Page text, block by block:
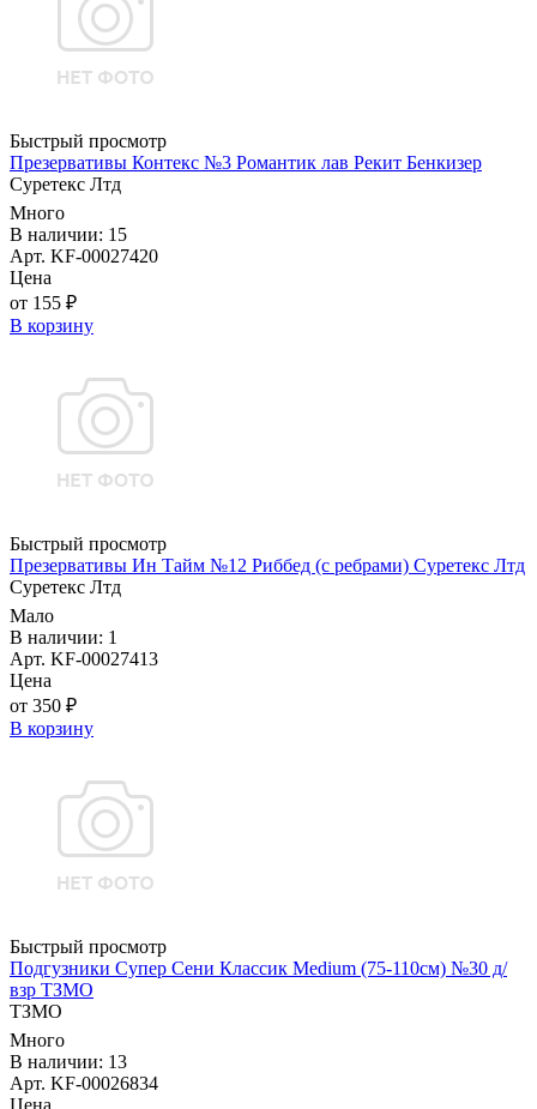
Быстрый просмотр
Презервативы Контекс №3 Романтик лав Рекит Бенкизер
Суретекс Лтд
Много
В наличии: 15
Арт. KF-00027420
Цена
от 155 ₽
В корзину
Быстрый просмотр
Презервативы Ин Тайм №12 Риббед (с ребрами) Суретекс Лтд
Суретекс Лтд
Мало
В наличии: 1
Арт. KF-00027413
Цена
от 350 ₽
В корзину
Быстрый просмотр
Подгузники Супер Сени Классик Medium (75-110см) №30 д/
взр ТЗМО
ТЗМО
Много
В наличии: 13
Арт. KF-00026834